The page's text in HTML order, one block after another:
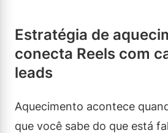
Estratégia de
conecta Reels com
leads
Aquecimento acontece
que você sabe do que está